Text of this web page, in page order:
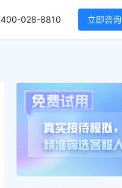
400-028-8810 立即咨询